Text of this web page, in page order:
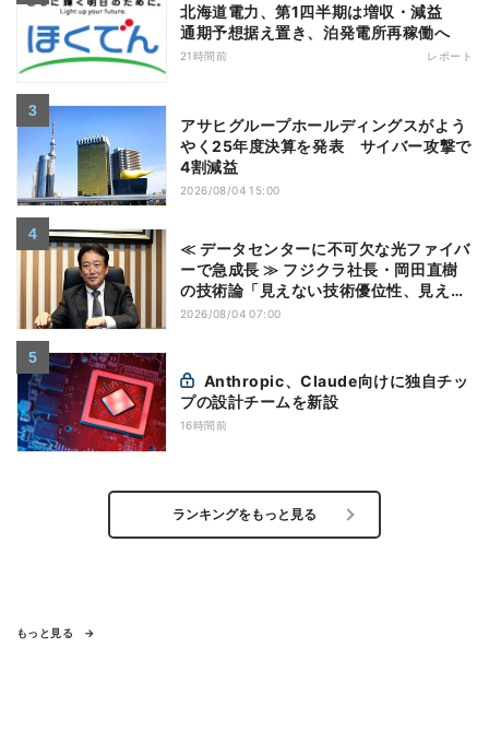
北海道電力、第1四半期は増収・減益
通期予想据え置き、泊発電所再稼働へ
21時間前 レポート
アサヒグループホールディングスがよう
やく25年度決算を発表 サイバー攻撃で
4割減益
2026/08/04 15:00
≪ データセンターに不可欠な光ファイバ
ーで急成長 ≫ フジクラ社長・岡田直樹
の技術論「見えない技術優位性、見えな
い差別化でトップの座を！」
2026/08/04 07:00
プの設計チームを新設
16時間前
ランキングをもっと見る
もっと見る